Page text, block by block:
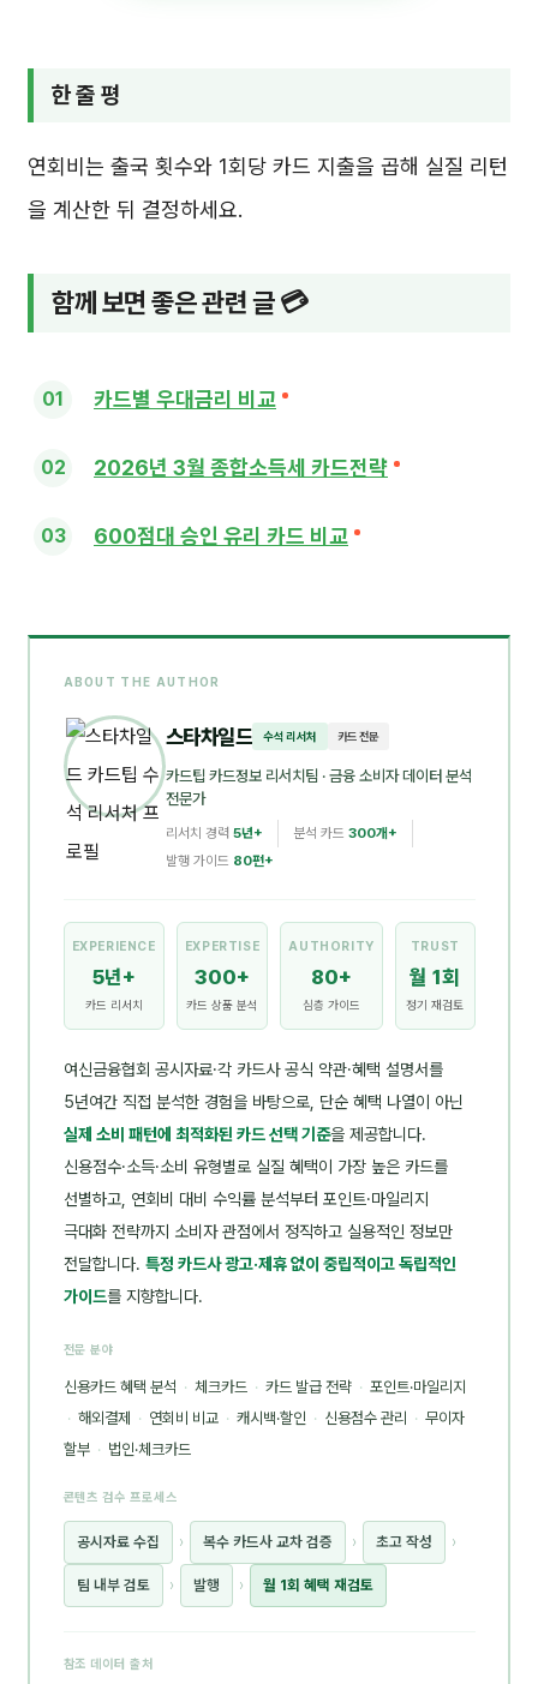
한 줄 평
연회비는 출국 횟수와 1회당 카드 지출을 곱해 실질 리턴
을 계산한 뒤 결정하세요.
함께 보면 좋은 관련 글 💳
카드별 우대금리 비교
2026년 3월 종합소득세 카드전략
600점대 승인 유리 카드 비교
ABOUT THE AUTHOR
스타차일드 수석 리서처 카드 전문
카드팁 카드정보 리서치팀 · 금융 소비자 데이터 분석
전문가
리서치 경력 5년+ 분석 카드 300개+
발행 가이드 80편+
EXPERIENCE
5년+
카드 리서치
EXPERTISE
300+
카드 상품 분석
AUTHORITY
80+
심층 가이드
TRUST
월 1회
정기 재검토
여신금융협회 공시자료·각 카드사 공식 약관·혜택 설명서를
5년여간 직접 분석한 경험을 바탕으로, 단순 혜택 나열이 아닌
실제 소비 패턴에 최적화된 카드 선택 기준을 제공합니다.
신용점수·소득·소비 유형별로 실질 혜택이 가장 높은 카드를
선별하고, 연회비 대비 수익률 분석부터 포인트·마일리지
극대화 전략까지 소비자 관점에서 정직하고 실용적인 정보만
전달합니다. 특정 카드사 광고·제휴 없이 중립적이고 독립적인
가이드를 지향합니다.
전문 분야
신용카드 혜택 분석 · 체크카드 · 카드 발급 전략 · 포인트·마일리지
· 해외결제 · 연회비 비교 · 캐시백·할인 · 신용점수 관리 · 무이자
할부 · 법인·체크카드
콘텐츠 검수 프로세스
공시자료 수집 › 복수 카드사 교차 검증 › 초고 작성 ›
팀 내부 검토 › 발행 › 월 1회 혜택 재검토
참조 데이터 출처